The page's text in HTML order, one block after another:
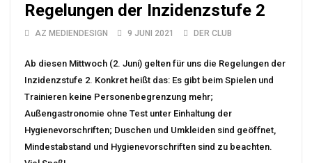
Regelungen der Inzidenzstufe 2
AZ MEDIENDESIGN 9 JUNI 2021 DER CLUB
Ab diesen Mittwoch (2. Juni) gelten für uns die Regelungen der
Inzidenzstufe 2. Konkret heißt das: Es gibt beim Spielen und
Trainieren keine Personenbegrenzung mehr;
Außengastronomie ohne Test unter Einhaltung der
Hygienevorschriften; Duschen und Umkleiden sind geöffnet,
Mindestabstand und Hygienevorschriften sind zu beachten.